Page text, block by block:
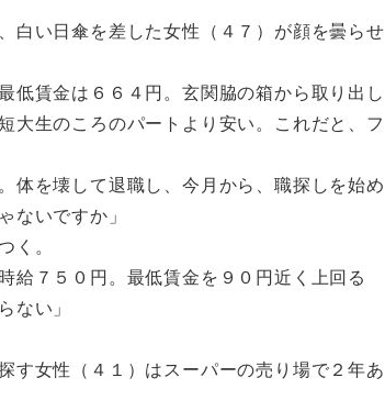
白い日傘を差した女性（４７）が顔を曇らせ
賃金は６６４円。玄関脇の箱から取り出し
大生のころのパートより安い。これだと、フ
を壊して退職し、今月から、職探しを始め
ないですか」
。
７５０円。最低賃金を９０円近く上回る
ない」
女性（４１）はスーパーの売り場で２年あ